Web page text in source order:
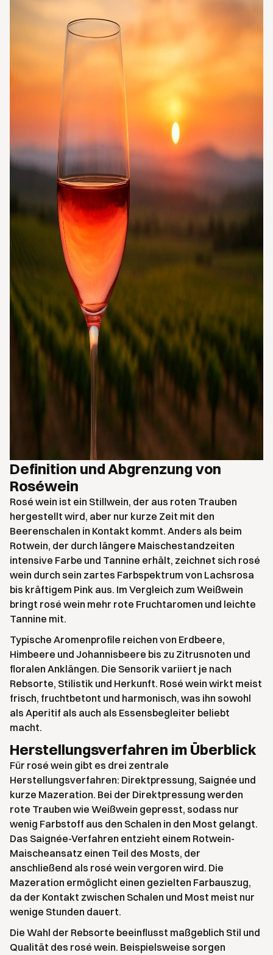
Definition und Abgrenzung von
Roséwein
Rosé wein ist ein Stillwein, der aus roten Trauben
hergestellt wird, aber nur kurze Zeit mit den
Beerenschalen in Kontakt kommt. Anders als beim
Rotwein, der durch längere Maischestandzeiten
intensive Farbe und Tannine erhält, zeichnet sich rosé
wein durch sein zartes Farbspektrum von Lachsrosa
bis kräftigem Pink aus. Im Vergleich zum Weißwein
bringt rosé wein mehr rote Fruchtaromen und leichte
Tannine mit.
Typische Aromenprofile reichen von Erdbeere,
Himbeere und Johannisbeere bis zu Zitrusnoten und
floralen Anklängen. Die Sensorik variiert je nach
Rebsorte, Stilistik und Herkunft. Rosé wein wirkt meist
frisch, fruchtbetont und harmonisch, was ihn sowohl
als Aperitif als auch als Essensbegleiter beliebt
macht.
Herstellungsverfahren im Überblick
Für rosé wein gibt es drei zentrale
Herstellungsverfahren: Direktpressung, Saignée und
kurze Mazeration. Bei der Direktpressung werden
rote Trauben wie Weißwein gepresst, sodass nur
wenig Farbstoff aus den Schalen in den Most gelangt.
Das Saignée-Verfahren entzieht einem Rotwein-
Maischeansatz einen Teil des Mosts, der
anschließend als rosé wein vergoren wird. Die
Mazeration ermöglicht einen gezielten Farbauszug,
da der Kontakt zwischen Schalen und Most meist nur
wenige Stunden dauert.
Die Wahl der Rebsorte beeinflusst maßgeblich Stil und
Qualität des rosé wein. Beispielsweise sorgen